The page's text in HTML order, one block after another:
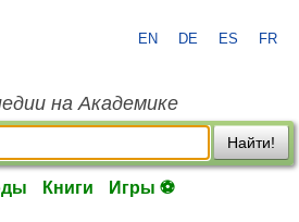
EN DE ES FR
на Академике
Найти!
Книги Игры ⚽